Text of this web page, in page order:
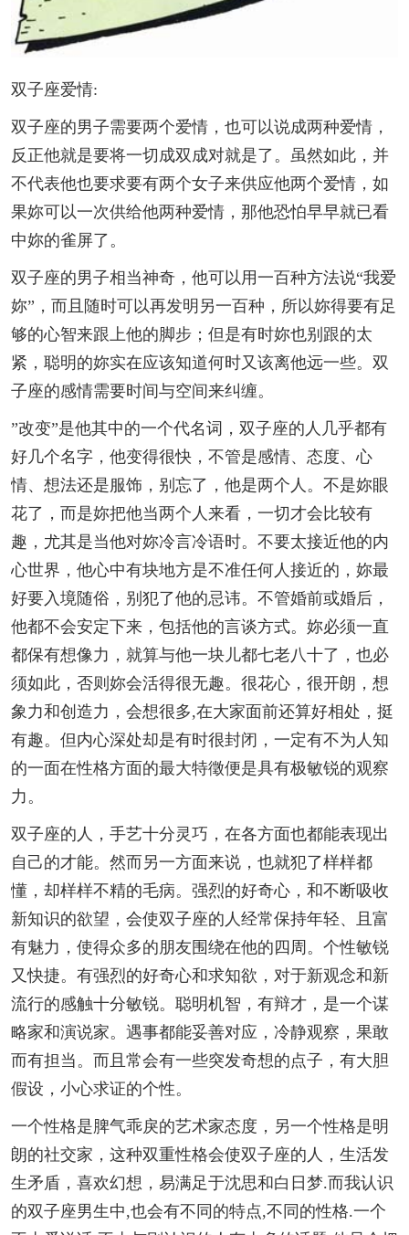
双子座爱情:
双子座的男子需要两个爱情，也可以说成两种爱情，
反正他就是要将一切成双成对就是了。虽然如此，并
不代表他也要求要有两个女子来供应他两个爱情，如
果妳可以一次供给他两种爱情，那他恐怕早早就已看
中妳的雀屏了。
双子座的男子相当神奇，他可以用一百种方法说“我爱
妳”，而且随时可以再发明另一百种，所以妳得要有足
够的心智来跟上他的脚步；但是有时妳也别跟的太
紧，聪明的妳实在应该知道何时又该离他远一些。双
子座的感情需要时间与空间来纠缠。
”改变”是他其中的一个代名词，双子座的人几乎都有
好几个名字，他变得很快，不管是感情、态度、心
情、想法还是服饰，别忘了，他是两个人。不是妳眼
花了，而是妳把他当两个人来看，一切才会比较有
趣，尤其是当他对妳冷言冷语时。不要太接近他的内
心世界，他心中有块地方是不准任何人接近的，妳最
好要入境随俗，别犯了他的忌讳。不管婚前或婚后，
他都不会安定下来，包括他的言谈方式。妳必须一直
都保有想像力，就算与他一块儿都七老八十了，也必
须如此，否则妳会活得很无趣。很花心，很开朗，想
象力和创造力，会想很多,在大家面前还算好相处，挺
有趣。但内心深处却是有时很封闭，一定有不为人知
的一面在性格方面的最大特徵便是具有极敏锐的观察
力。
双子座的人，手艺十分灵巧，在各方面也都能表现出
自己的才能。然而另一方面来说，也就犯了样样都
懂，却样样不精的毛病。强烈的好奇心，和不断吸收
新知识的欲望，会使双子座的人经常保持年轻、且富
有魅力，使得众多的朋友围绕在他的四周。个性敏锐
又快捷。有强烈的好奇心和求知欲，对于新观念和新
流行的感触十分敏锐。聪明机智，有辩才，是一个谋
略家和演说家。遇事都能妥善对应，冷静观察，果敢
而有担当。而且常会有一些突发奇想的点子，有大胆
假设，小心求证的个性。
一个性格是脾气乖戾的艺术家态度，另一个性格是明
朗的社交家，这种双重性格会使双子座的人，生活发
生矛盾，喜欢幻想，易满足于沈思和白日梦.而我认识
的双子座男生中,也会有不同的特点,不同的性格.一个